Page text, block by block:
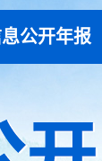
公开年报